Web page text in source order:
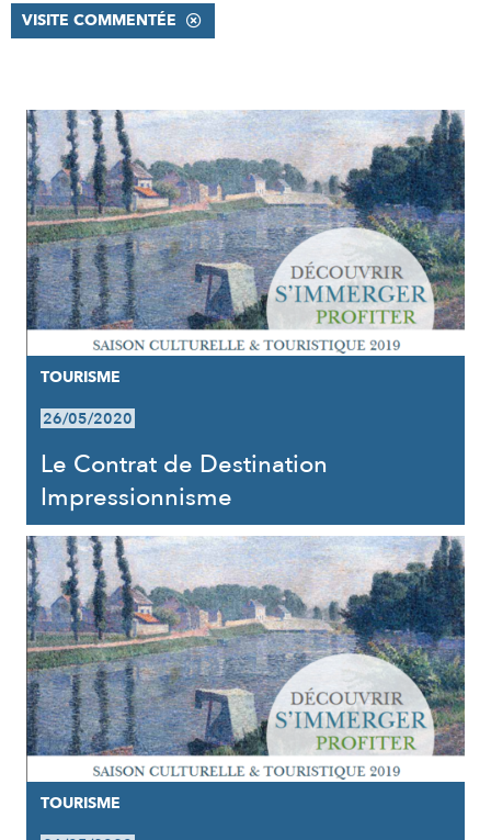
VISITE COMMENTÉE
RÉSULTATS
TOURISME
26/05/2020
Le Contrat de Destination
Impressionnisme
TOURISME